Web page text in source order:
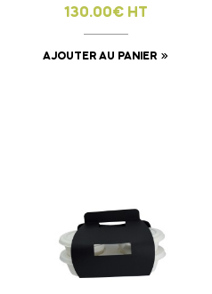
130.00€ HT
AJOUTER AU PANIER